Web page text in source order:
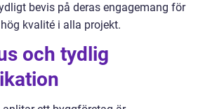
bevis på deras engagemang för
kvalité i alla projekt.
och tydlig